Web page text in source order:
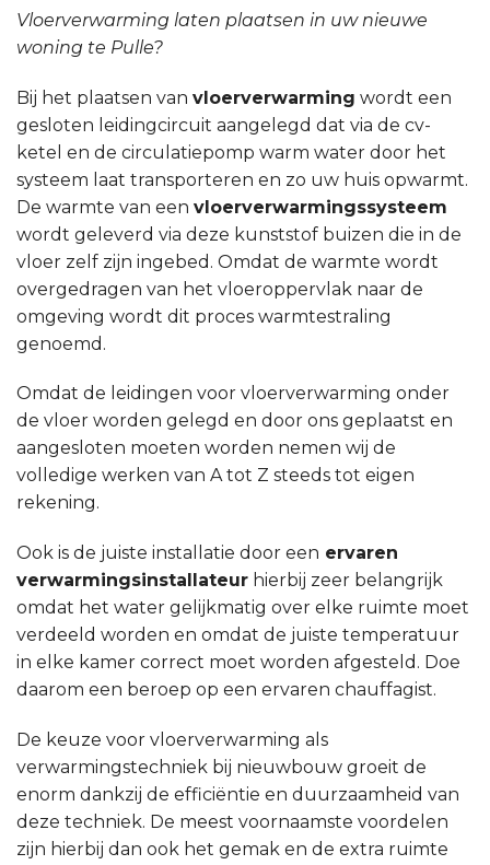
Vloerverwarming laten plaatsen in uw nieuwe
woning te Pulle?
Bij het plaatsen van vloerverwarming wordt een
gesloten leidingcircuit aangelegd dat via de cv-
ketel en de circulatiepomp warm water door het
systeem laat transporteren en zo uw huis opwarmt.
De warmte van een vloerverwarmingssysteem
wordt geleverd via deze kunststof buizen die in de
vloer zelf zijn ingebed. Omdat de warmte wordt
overgedragen van het vloeroppervlak naar de
omgeving wordt dit proces warmtestraling
genoemd.
Omdat de leidingen voor vloerverwarming onder
de vloer worden gelegd en door ons geplaatst en
aangesloten moeten worden nemen wij de
volledige werken van A tot Z steeds tot eigen
rekening.
Ook is de juiste installatie door een ervaren
verwarmingsinstallateur hierbij zeer belangrijk
omdat het water gelijkmatig over elke ruimte moet
verdeeld worden en omdat de juiste temperatuur
in elke kamer correct moet worden afgesteld. Doe
daarom een beroep op een ervaren chauffagist.
De keuze voor vloerverwarming als
verwarmingstechniek bij nieuwbouw groeit de
enorm dankzij de efficiëntie en duurzaamheid van
deze techniek. De meest voornaamste voordelen
zijn hierbij dan ook het gemak en de extra ruimte